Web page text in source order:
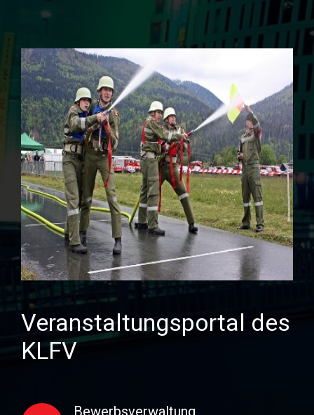
Veranstaltungsportal des
KLFV
Bewerbsverwaltung